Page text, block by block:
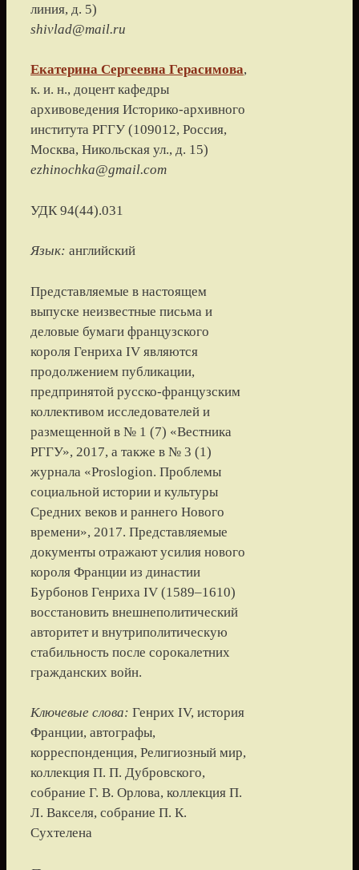
линия, д. 5)
shivlad@mail.ru
Екатерина Сергеевна Герасимова,
к. и. н., доцент кафедры
архивоведения Историко-архивного
института РГГУ (109012, Россия,
Москва, Никольская ул., д. 15)
ezhinochka@gmail.com
УДК 94(44).031
Язык: английский
Представляемые в настоящем
выпуске неизвестные письма и
деловые бумаги французского
короля Генриха IV являются
продолжением публикации,
предпринятой русско-французским
коллективом исследователей и
размещенной в № 1 (7) «Вестника
РГГУ», 2017, а также в № 3 (1)
журнала «Proslogion. Проблемы
социальной истории и культуры
Средних веков и раннего Нового
времени», 2017. Представляемые
документы отражают усилия нового
короля Франции из династии
Бурбонов Генриха IV (1589–1610)
восстановить внешнеполитический
авторитет и внутриполитическую
стабильность после сорокалетних
гражданских войн.
Ключевые слова: Генрих IV, история
Франции, автографы,
корреспонденция, Религиозный мир,
коллекция П. П. Дубровского,
собрание Г. В. Орлова, коллекция П.
Л. Вакселя, собрание П. К.
Сухтелена